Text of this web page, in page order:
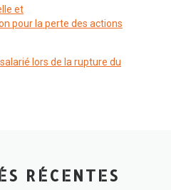
et
pour la perte des actions
lors de la rupture du
RÉCENTES